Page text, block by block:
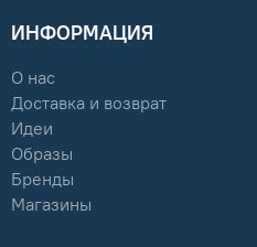
ИНФОРМАЦИЯ
О нас
Доставка и возврат
Идеи
Образы
Бренды
Магазины